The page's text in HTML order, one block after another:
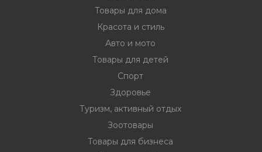
Товары для дома
Красота и стиль
Авто и мото
Товары для детей
Спорт
Здоровье
Туризм, активный отдых
Зоотовары
Товары для бизнеса